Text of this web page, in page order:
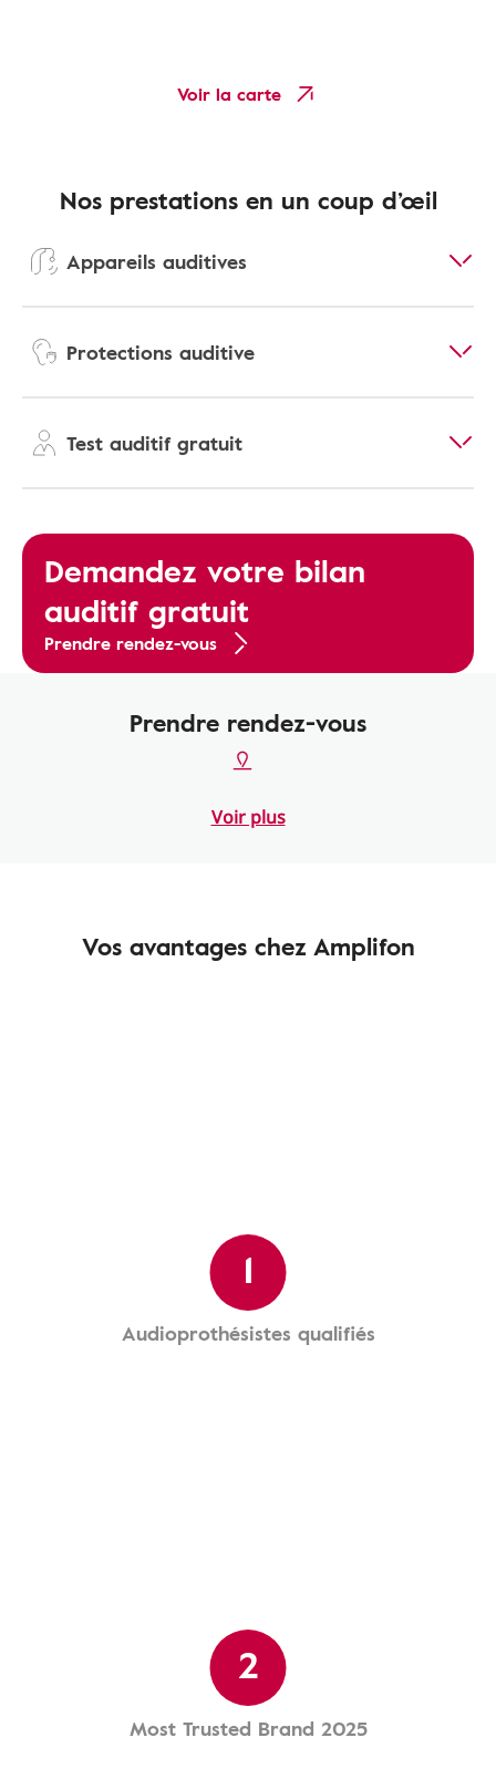
Voir la carte
Nos prestations en un coup d’œil
Appareils auditives
Protections auditive
Test auditif gratuit
Demandez votre bilan
auditif gratuit
Prendre rendez-vous
Prendre rendez-vous
Voir plus
Vos avantages chez Amplifon
1
Audioprothésistes qualifiés
2
Most Trusted Brand 2025